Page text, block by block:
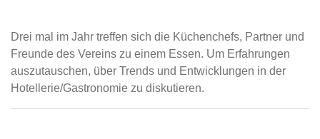
Drei mal im Jahr treffen sich die Küchenchefs, Partner und
Freunde des Vereins zu einem Essen. Um Erfahrungen
auszutauschen, über Trends und Entwicklungen in der
Hotellerie/Gastronomie zu diskutieren.